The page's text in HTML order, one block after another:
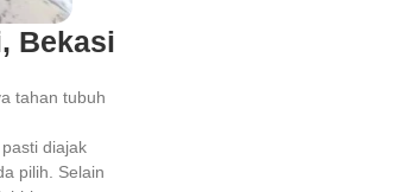
Bekasi
tahan tubuh
diajak
pilih. Selain